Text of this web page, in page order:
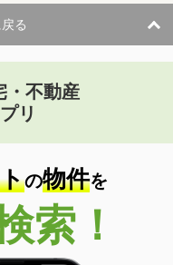
る
・不動産
リ
の物件を
索！